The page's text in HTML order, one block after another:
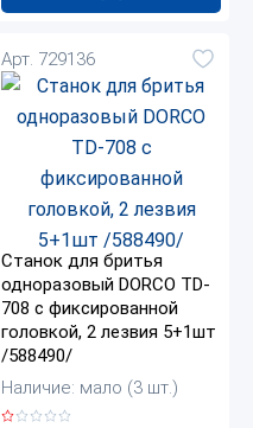
Арт. 729136
Станок для бритья
одноразовый DORCO TD-
708 с фиксированной
головкой, 2 лезвия 5+1шт
/588490/
Наличие: мало (3 шт.)